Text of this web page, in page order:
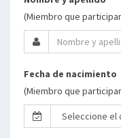
(Miembro que
Fecha de nacimiento
(Miembro que